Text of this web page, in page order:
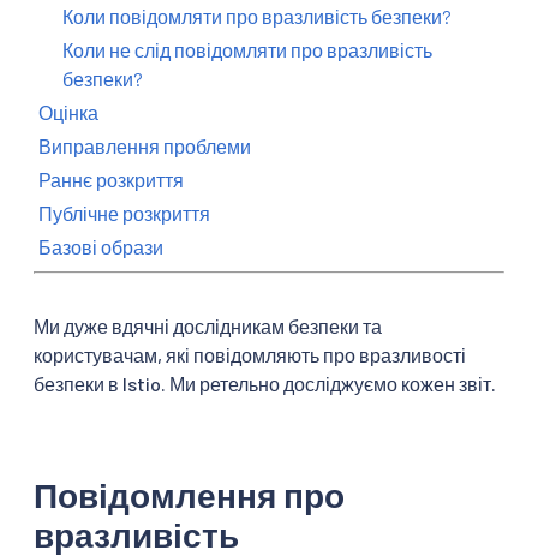
Коли повідомляти про вразливість безпеки?
Коли не слід повідомляти про вразливість
безпеки?
Оцінка
Виправлення проблеми
Раннє розкриття
Публічне розкриття
Базові образи
Ми дуже вдячні дослідникам безпеки та
користувачам, які повідомляють про вразливості
безпеки в Istio. Ми ретельно досліджуємо кожен звіт.
Повідомлення про
вразливість